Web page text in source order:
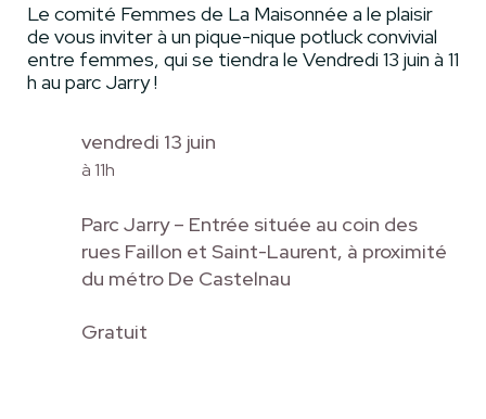
Le comité Femmes de La Maisonnée a le plaisir
de vous inviter à un pique-nique potluck convivial
entre femmes, qui se tiendra le Vendredi 13 juin à 11
h au parc Jarry !
vendredi 13 juin
à 11h
Parc Jarry – Entrée située au coin des
rues Faillon et Saint-Laurent, à proximité
du métro De Castelnau
Gratuit